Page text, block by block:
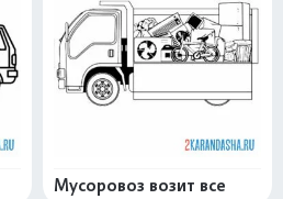
Мусоровоз возит все